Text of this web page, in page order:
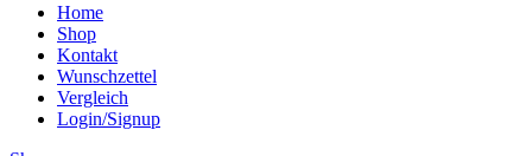
Home
Shop
Kontakt
Wunschzettel
Vergleich
Login/Signup